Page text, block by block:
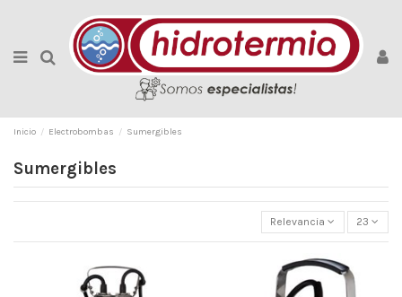
Inicio Electrobombas Sumergibles
Sumergibles
Relevancia 23